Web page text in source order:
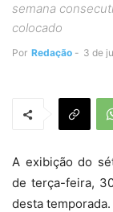
semana
colocado
Por Redação - 3 de
A exibição do
de terça-feira,
desta